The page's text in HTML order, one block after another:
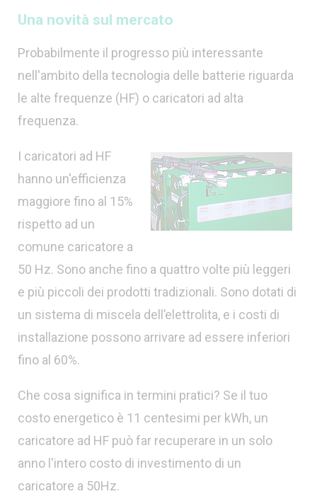
Una novità sul mercato
Probabilmente il progresso più interessante
nell'ambito della tecnologia delle batterie riguarda
le alte frequenze (HF) o caricatori ad alta
frequenza.
I caricatori ad HF
hanno un'efficienza
maggiore fino al 15%
rispetto ad un
comune caricatore a
50 Hz. Sono anche fino a quattro volte più leggeri
e più piccoli dei prodotti tradizionali. Sono dotati di
un sistema di miscela dell’elettrolita, e i costi di
installazione possono arrivare ad essere inferiori
fino al 60%.
Che cosa significa in termini pratici? Se il tuo
costo energetico è 11 centesimi per kWh, un
caricatore ad HF può far recuperare in un solo
anno l'intero costo di investimento di un
caricatore a 50Hz.